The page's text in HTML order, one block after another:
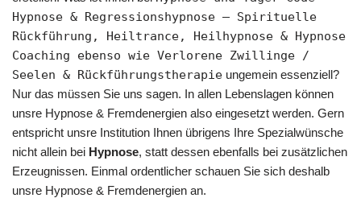
Hypnose & Regressionshypnose – Spirituelle
Rückführung, Heiltrance, Heilhypnose & Hypnose
Coaching ebenso wie Verlorene Zwillinge /
Seelen & Rückführungstherapie ungemein essenziell?
Nur das müssen Sie uns sagen. In allen Lebenslagen können
unsre Hypnose & Fremdenergien also eingesetzt werden. Gern
entspricht unsre Institution Ihnen übrigens Ihre Spezialwünsche
nicht allein bei Hypnose, statt dessen ebenfalls bei zusätzlichen
Erzeugnissen. Einmal ordentlicher schauen Sie sich deshalb
unsre Hypnose & Fremdenergien an.